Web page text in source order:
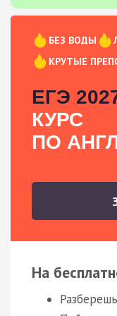
БЕЗ ВОДЫ
КРУТЫЕ
ЕГЭ
КУРС
ПО
На